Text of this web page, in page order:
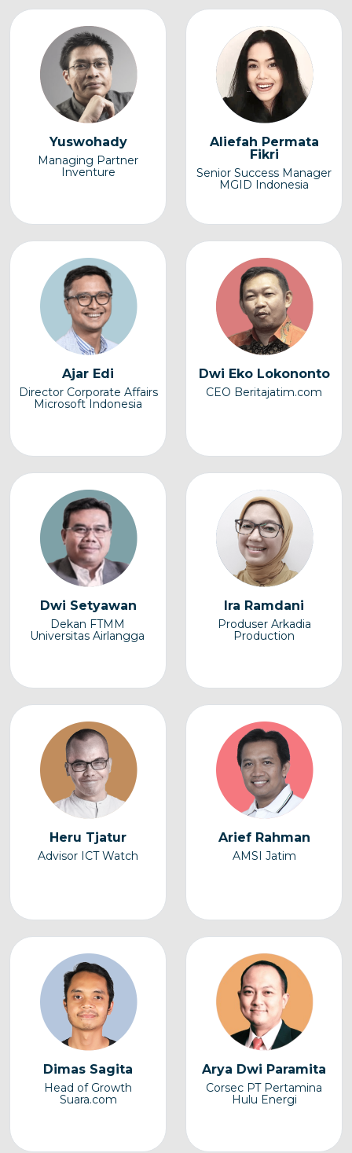
Yuswohady
Managing Partner
Inventure
Aliefah Permata
Fikri
Senior Success Manager
MGID Indonesia
Ajar Edi
Director Corporate Affairs
Microsoft Indonesia
Dwi Eko Lokononto
CEO Beritajatim.com
Dwi Setyawan
Dekan FTMM
Universitas Airlangga
Ira Ramdani
Produser Arkadia
Production
Heru Tjatur
Advisor ICT Watch
Arief Rahman
AMSI Jatim
Dimas Sagita
Head of Growth
Suara.com
Arya Dwi Paramita
Corsec PT Pertamina
Hulu Energi